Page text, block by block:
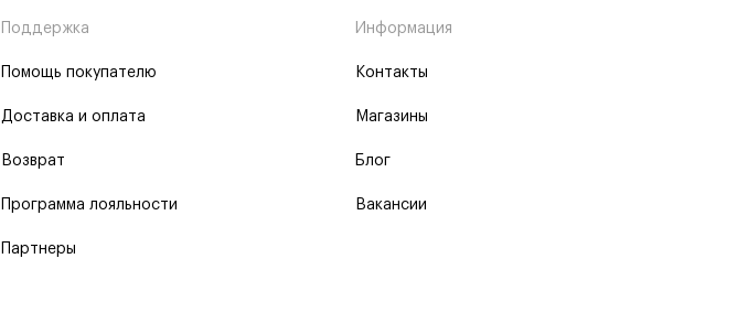
Поддержка
Помощь покупателю
Доставка и оплата
Возврат
Программа лояльности
Партнеры
Информация
Контакты
Магазины
Блог
Вакансии